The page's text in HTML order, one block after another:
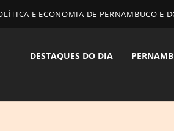
E ECONOMIA DE PERNAMBUCO E
DESTAQUES DO DIA